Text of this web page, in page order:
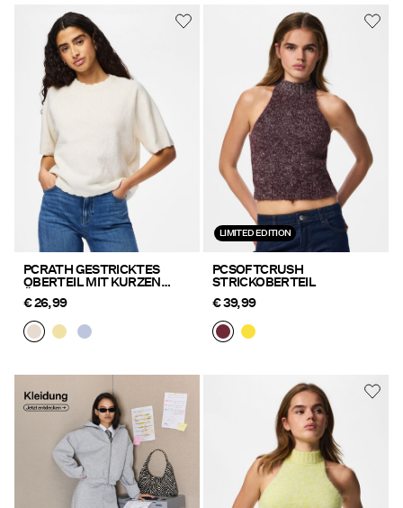
PCRATH GESTRICKTES
OBERTEIL MIT KURZEN
ÄRMELN
€ 26,99
LIMITED EDITION
PCSOFTCRUSH
STRICKOBERTEIL
€ 39,99
Kleidung entdecken
de/bekleidung/